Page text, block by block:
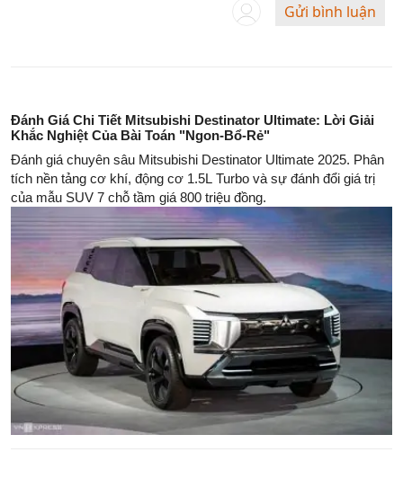
Gửi bình luận
Đánh Giá Chi Tiết Mitsubishi Destinator Ultimate: Lời Giải
Khắc Nghiệt Của Bài Toán "Ngon-Bổ-Rẻ"
Đánh giá chuyên sâu Mitsubishi Destinator Ultimate 2025. Phân
tích nền tảng cơ khí, động cơ 1.5L Turbo và sự đánh đổi giá trị
của mẫu SUV 7 chỗ tầm giá 800 triệu đồng.